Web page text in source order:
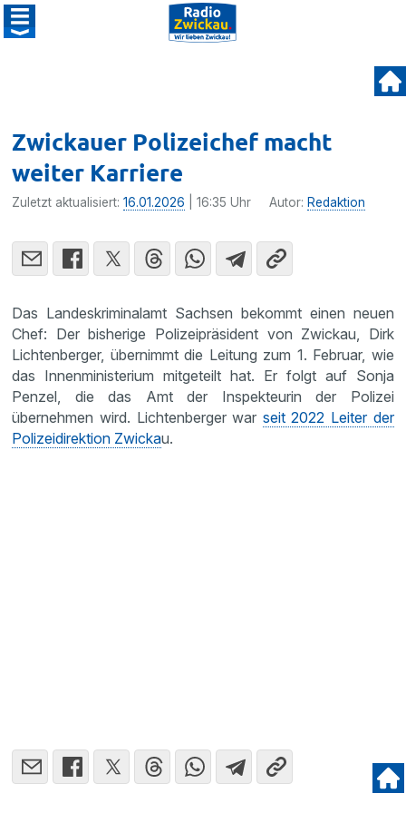
Zwickauer Polizeichef macht
weiter Karriere
Zuletzt aktualisiert:16.01.2026 | 16:35 Uhr Autor: Redaktion
Das Landeskriminalamt Sachsen bekommt einen neuen
Chef: Der bisherige Polizeipräsident von Zwickau, Dirk
Lichtenberger, übernimmt die Leitung zum 1. Februar, wie
das Innenministerium mitgeteilt hat. Er folgt auf Sonja
Penzel, die das Amt der Inspekteurin der Polizei
übernehmen wird. Lichtenberger war seit 2022 Leiter der
Polizeidirektion Zwickau.